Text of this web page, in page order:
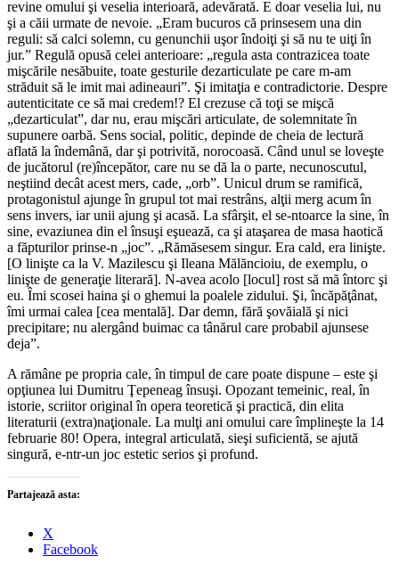
revine omului şi veselia interioară, adevărată. E doar veselia lui, nu
şi a căii urmate de nevoie. „Eram bucuros că prinsesem una din
reguli: să calci solemn, cu genunchii uşor îndoiţi şi să nu te uiţi în
jur.” Regulă opusă celei anterioare: „regula asta contrazicea toate
mişcările nesăbuite, toate gesturile dezarticulate pe care m-am
străduit să le imit mai adineauri”. Şi imitaţia e contradictorie. Despre
autenticitate ce să mai credem!? El crezuse că toţi se mişcă
„dezarticulat”, dar nu, erau mişcări articulate, de solemnitate în
supunere oarbă. Sens social, politic, depinde de cheia de lectură
aflată la îndemână, dar şi potrivită, norocoasă. Când unul se loveşte
de jucătorul (re)începător, care nu se dă la o parte, necunoscutul,
neştiind decât acest mers, cade, „orb”. Unicul drum se ramifică,
protagonistul ajunge în grupul tot mai restrâns, alţii merg acum în
sens invers, iar unii ajung şi acasă. La sfârşit, el se-ntoarce la sine, în
sine, evaziunea din el însuşi eşuează, ca şi ataşarea de masa haotică
a făpturilor prinse-n „joc”. „Rămăsesem singur. Era cald, era linişte.
[O linişte ca la V. Mazilescu şi Ileana Mălăncioiu, de exemplu, o
linişte de generaţie literară]. N-avea acolo [locul] rost să mă întorc şi
eu. Îmi scosei haina şi o ghemui la poalele zidului. Şi, încăpăţânat,
îmi urmai calea [cea mentală]. Dar demn, fără şovăială şi nici
precipitare; nu alergând buimac ca tânărul care probabil ajunsese
deja”.
A rămâne pe propria cale, în timpul de care poate dispune – este şi
opţiunea lui Dumitru Ţepeneag însuşi. Opozant temeinic, real, în
istorie, scriitor original în opera teoretică şi practică, din elita
literaturii (extra)naţionale. La mulţi ani omului care împlineşte la 14
februarie 80! Opera, integral articulată, sieşi suficientă, se ajută
singură, e-ntr-un joc estetic serios şi profund.
Partajează asta:
X
Facebook